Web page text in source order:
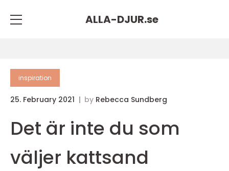
ALLA-DJUR.se
inspiration
25. February 2021 by Rebecca Sundberg
Det är inte du som
väljer kattsand